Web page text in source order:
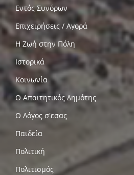
Εντός Συνόρων
Επιχειρήσεις / Αγορά
Η Ζωή στην Πόλη
Ιστορικά
Κοινωνία
Ο Απαιτητικός Δημότης
Ο Λόγος σ'εσας
Παιδεία
Πολιτική
Πολιτισμός